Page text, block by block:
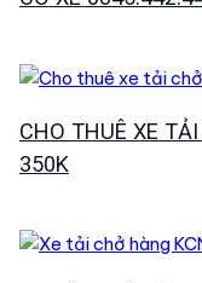
CHO THUÊ XE
350K